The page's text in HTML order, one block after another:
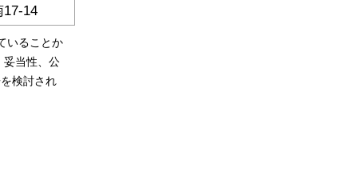
14
いることか
妥当性、公
検討され